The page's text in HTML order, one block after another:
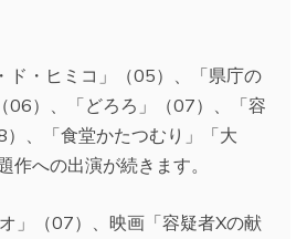
ド・ヒミコ」（05）、「県庁の
06）、「どろろ」（07）、「容
、「食堂かたつむり」「大
作への出演が続きます。
」（07）、映画「容疑者Xの献